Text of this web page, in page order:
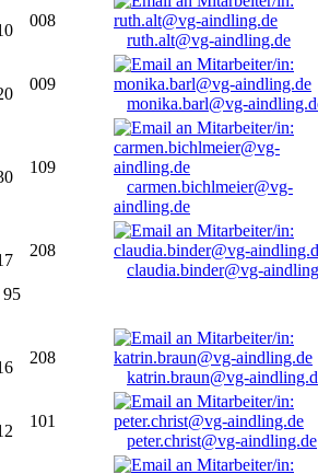
008
ruth.alt@vg-aindling.de
009
monika.barl@vg-
109
carmen.bichlmeier@vg-
aindling.de
208
claudia.binder@vg-
95
208
katrin.braun@vg-
101
peter.christ@vg-aindling.de